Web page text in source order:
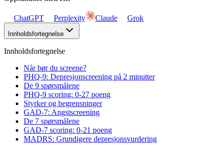
ChatGPT Perplexity Claude Grok
Innholdsfortegnelse
Innholdsfortegnelse
Når bør du screene?
PHQ-9: Depresjonscreening på 2 minutter
De 9 spørsmålene
PHQ-9 scoring: 0-27 poeng
Styrker og begrensninger
GAD-7: Angstscreening
De 7 spørsmålene
GAD-7 scoring: 0-21 poeng
MADRS: Grundigere depresjonsvurdering